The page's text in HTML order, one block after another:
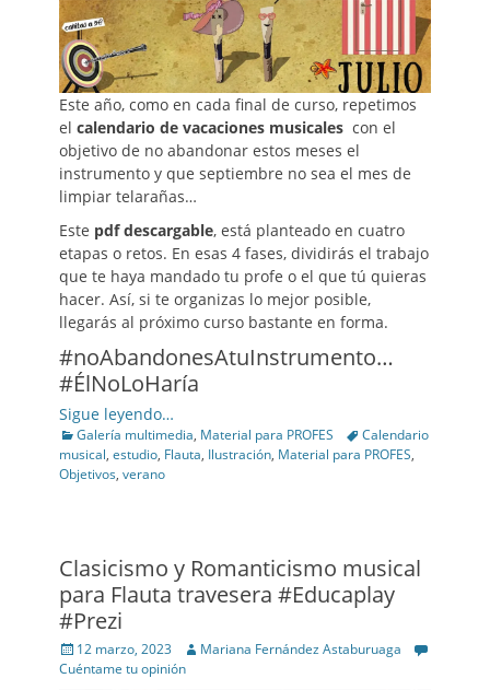
Este año, como en cada final de curso, repetimos
el calendario de vacaciones musicales con el
objetivo de no abandonar estos meses el
instrumento y que septiembre no sea el mes de
limpiar telarañas…
Este pdf descargable, está planteado en cuatro
etapas o retos. En esas 4 fases, dividirás el trabajo
que te haya mandado tu profe o el que tú quieras
hacer. Así, si te organizas lo mejor posible,
llegarás al próximo curso bastante en forma.
#noAbandonesAtuInstrumento…
#ÉlNoLoHaría
Sigue leyendo…
Categories
Galería multimedia, Material para PROFES TagsCalendario
musical, estudio, Flauta, Ilustración, Material para PROFES,
Objetivos, verano
Clasicismo y Romanticismo musical
para Flauta travesera #Educaplay
#Prezi
Posted
on
12 marzo, 2023 Author
Mariana Fernández Astaburuaga
Cuéntame tu opinión